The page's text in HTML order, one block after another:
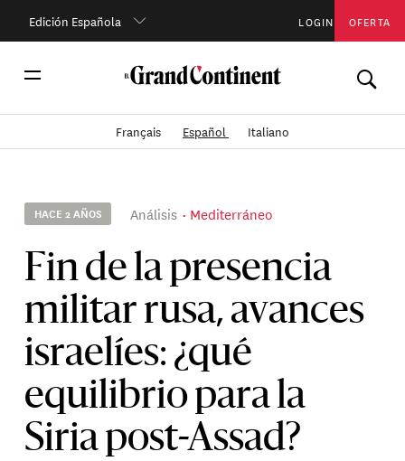
Edición Española LOGIN OFERTA
Français Español Italiano
HACE 2 AÑOS Análisis Mediterráneo
Fin de la presencia
militar rusa, avances
israelíes: ¿qué
equilibrio para la
Siria post-Assad?